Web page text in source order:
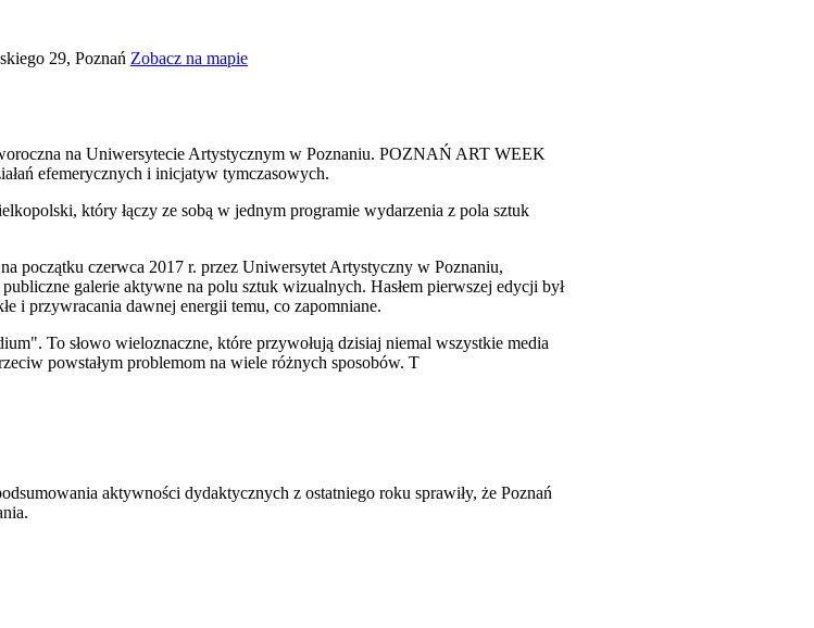
29, Poznań Zobacz na mapie
na Uniwersytecie Artystycznym w Poznaniu. POZNAŃ ART WEEK
efemerycznych i inicjatyw tymczasowych.
który łączy ze sobą w jednym programie wydarzenia z pola sztuk
początku czerwca 2017 r. przez Uniwersytet Artystyczny w Poznaniu,
galerie aktywne na polu sztuk wizualnych. Hasłem pierwszej edycji był
i przywracania dawnej energii temu, co zapomniane.
To słowo wieloznaczne, które przywołują dzisiaj niemal wszystkie media
powstałym problemom na wiele różnych sposobów. T
aktywności dydaktycznych z ostatniego roku sprawiły, że Poznań